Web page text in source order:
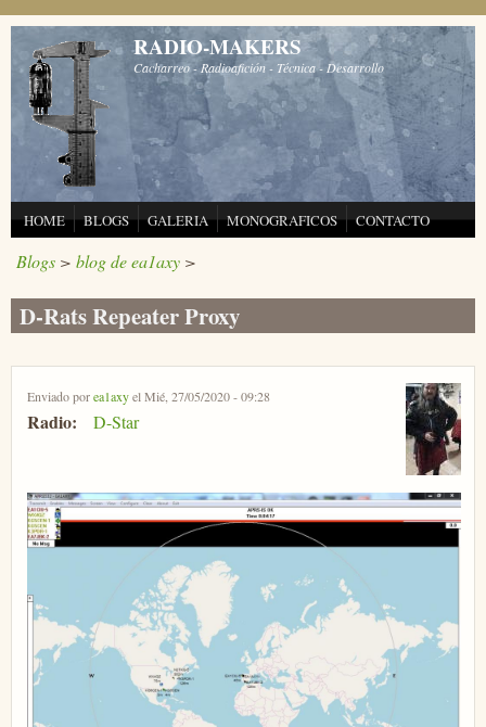
Pasar al contenido principal
RADIO-MAKERS
Cacharreo - Radioafición - Técnica - Desarrollo
HOME BLOGS GALERIA MONOGRAFICOS CONTACTO
Blogs > blog de ea1axy >
D-Rats Repeater Proxy
Enviado porea1axyel Mié, 27/05/2020 - 09:28
Radio: D-Star